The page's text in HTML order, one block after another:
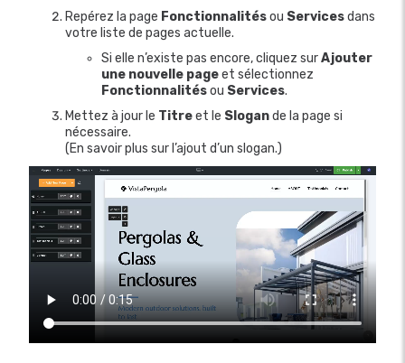
Repérez la page Fonctionnalitésou Servicesdans
votre liste de pages actuelle.
Si elle n’existe pas encore, cliquez surAjouter
une nouvelle pageet sélectionnez
Fonctionnalitésou Services.
Mettez à jour le Titreet le Slogande la page si
nécessaire.
(En savoir plus sur l’ajout d’un slogan.)